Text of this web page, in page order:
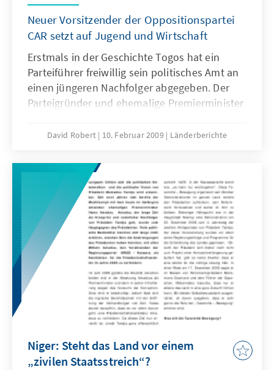
Neuer Vorsitzender der Oppositionspartei
CAR setzt auf Jugend und Wirtschaft
Erstmals in der Geschichte Togos hat ein
Parteiführer freiwillig sein politisches Amt an
einen jüngeren Nachfolger abgegeben. Der
Parteigründer und ehemalige Premierminister
CAR zurück und übergab den Stab an den
macht somit nach den verlorenen
Parlamentswahlen von Ende 2007 den Weg
frei für eine Verjüngung und Neuausrichtung
der Partei.
David Robert 10. Februar 2009 Länderberichte
Niger: Steht das Land vor einem
„zivilen Staatsstreich“?